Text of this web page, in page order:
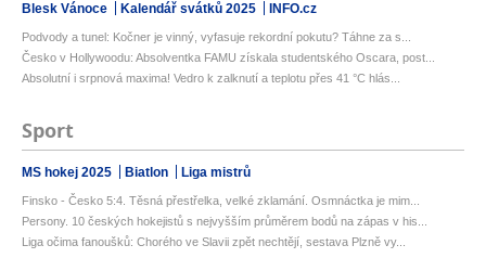
Blesk Vánoce Kalendář svátků 2025 INFO.cz
Podvody a tunel: Kočner je vinný, vyfasuje rekordní pokutu? Táhne za s...
Česko v Hollywoodu: Absolventka FAMU získala studentského Oscara, post...
Absolutní i srpnová maxima! Vedro k zalknutí a teplotu přes 41 °C hlás...
Sport
MS hokej 2025 Biatlon Liga mistrů
Finsko - Česko 5:4. Těsná přestřelka, velké zklamání. Osmnáctka je mim...
Persony. 10 českých hokejistů s nejvyšším průměrem bodů na zápas v his...
Liga očima fanoušků: Chorého ve Slavii zpět nechtějí, sestava Plzně vy...